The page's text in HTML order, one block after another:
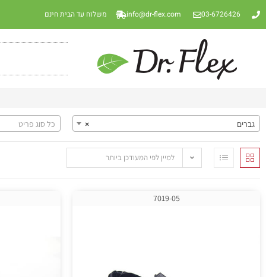
03-6726426
info@dr-flex.com משלוח עד הבית חינם
× גברים כל סוג פריט
למיין לפי המעודכן ביותר
7019-05